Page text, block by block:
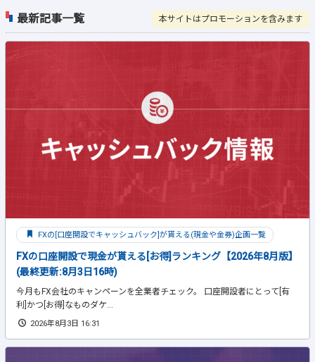
最新記事一覧 本サイトはプロモーションを含みます
FXの[口座開設でキャッシュバック]が貰える(現金や金券)企画一覧
FXの口座開設で現金が貰える[お得]ランキング【2026年8月版】
(最終更新:8月3日16時)
今月もFX会社のキャンペーンを全業者チェック。 口座開設者にとって[有
利]かつ[お得]なものダケ...
2026年8月3日 16:31